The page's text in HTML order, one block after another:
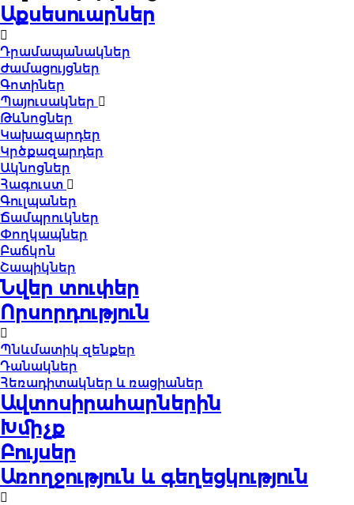
Աքսեսուարներ
Դրամապանակներ
Ժամացույցներ
Գոտիներ
Պայուսակներ
Թևնոցներ
Կախազարդեր
Կրծքազարդեր
Ակնոցներ
Հագուստ
Գուլպաներ
Ճամպրուկներ
Փողկապներ
Բաճկոն
Շապիկներ
Նվեր տուփեր
Որսորդություն
Պնևմատիկ զենքեր
Դանակներ
Հեռադիտակներ և ռացիաներ
Ավտոսիրահարներին
Խմիչք
Բույսեր
Առողջություն և գեղեցկություն